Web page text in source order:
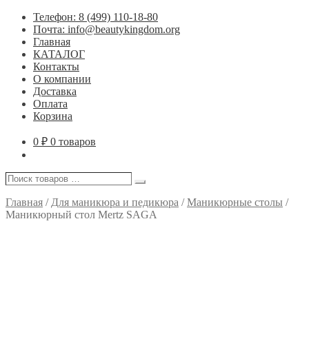
Телефон: 8 (499) 110-18-80
Почта: info@beautykingdom.org
Главная
КАТАЛОГ
Контакты
О компании
Доставка
Оплата
Корзина
0 ₽ 0 товаров
Поиск
…
Поиск
Главная / Для маникюра и педикюра /Маникюрные столы /
Маникюрный стол Mertz SAGA